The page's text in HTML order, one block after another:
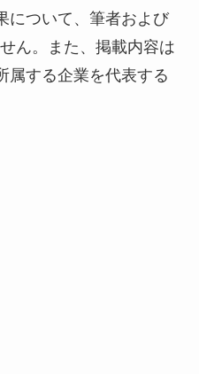
について、筆者および
ん。また、掲載内容は
属する企業を代表する